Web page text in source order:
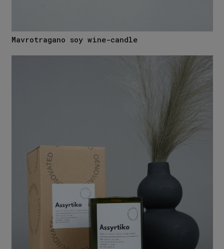
Mavrotragano soy wine-candle